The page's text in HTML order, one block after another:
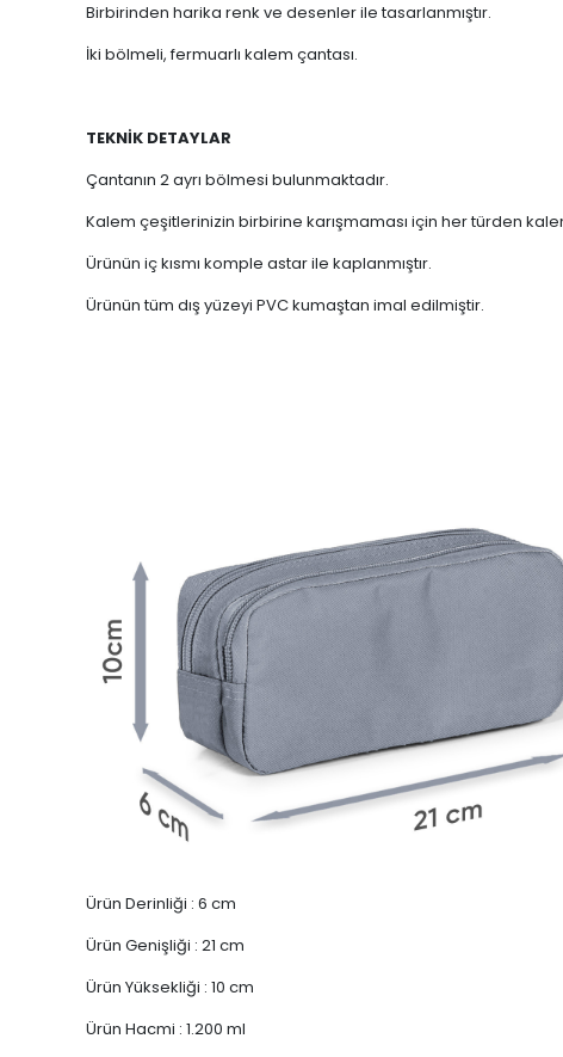
Birbirinden harika renk ve desenler ile tasarlanmıştır.
İki bölmeli, fermuarlı kalem çantası.
TEKNİK DETAYLAR
Çantanın 2 ayrı bölmesi bulunmaktadır.
Kalem çeşitlerinizin birbirine karışmaması için her türden
Ürünün iç kısmı komple astar ile kaplanmıştır.
Ürünün tüm dış yüzeyi PVC kumaştan imal edilmiştir.
Ürün Derinliği : 6 cm
Ürün Genişliği : 21 cm
Ürün Yüksekliği : 10 cm
Ürün Hacmi : 1.200 ml